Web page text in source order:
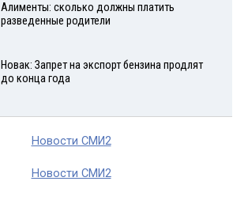
Алименты: сколько должны платить
разведенные родители
Новак: Запрет на экспорт бензина продлят
до конца года
Новости СМИ2
Новости СМИ2